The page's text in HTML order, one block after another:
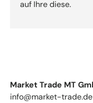
auf Ihre diese.
Market Trade MT
info@market-trade.de